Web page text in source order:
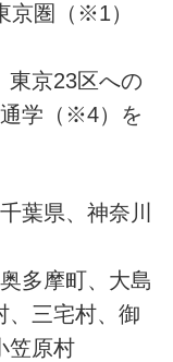
京圏（※1）
23区への
学（※4）を
県、神奈川
摩町、大島
、三宅村、御
笠原村